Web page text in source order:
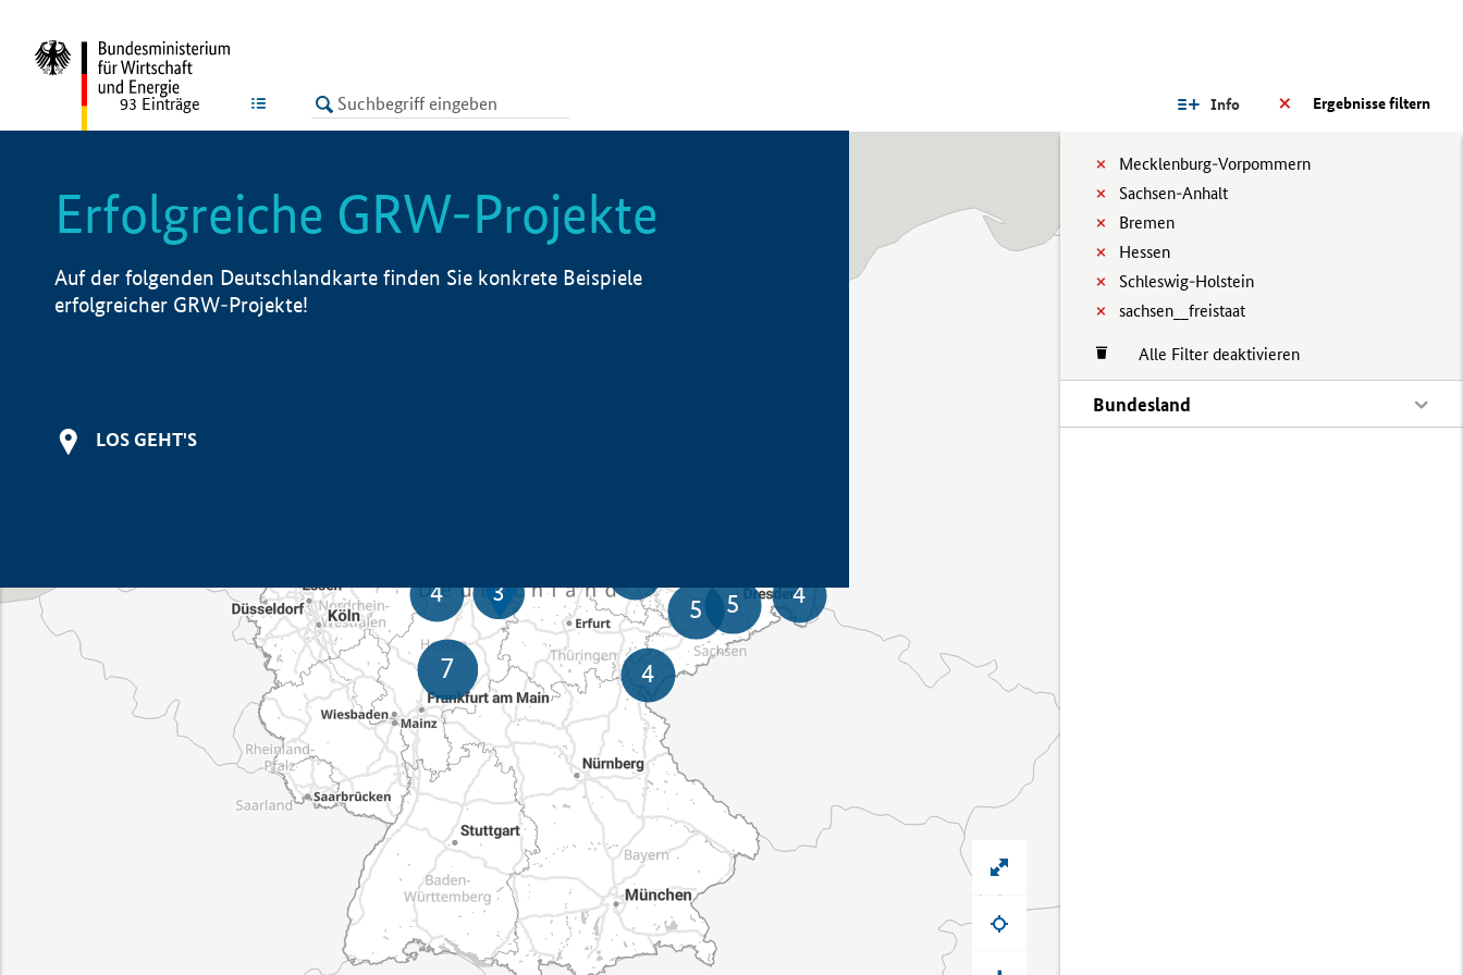
LISTE Ergebnisse filtern
Info
Mecklenburg-Vorpommern
Sachsen-Anhalt
Bremen
Hessen
Schleswig-Holstein
sachsen__freistaat
Alle Filter deaktivieren
Bundesland
93 Einträge
Erfolgreiche GRW-Projekte
Auf der folgenden Deutschlandkarte finden Sie konkrete Beispiele
erfolgreicher GRW-Projekte!
LOS GEHT'S